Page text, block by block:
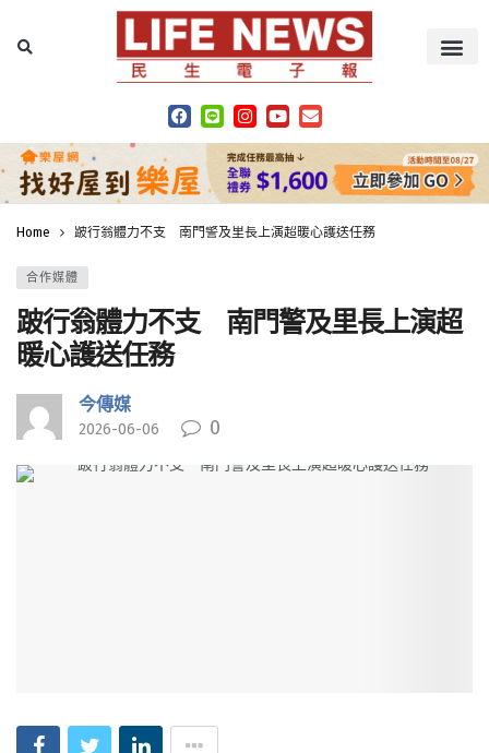
Home 跛行翁體力不支 南門警及里長上演超暖心護送任務
合作媒體
跛行翁體力不支 南門警及里長上演超
暖心護送任務
今傳媒
2026-06-06 0